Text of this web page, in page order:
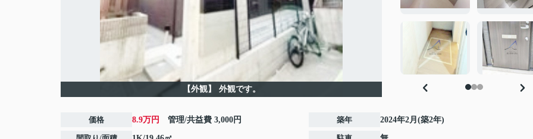
【外観】 外観です。
価格 8.9万円 管理/共益費 3,000円 築年 2024年2月(築2年)